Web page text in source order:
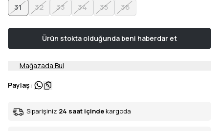
31 32 33 34 35 36
Ürün stokta olduğunda beni haberdar et
Mağazada Bul
Paylaş:
Siparişiniz 24 saat içinde kargoda